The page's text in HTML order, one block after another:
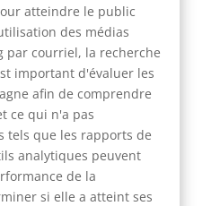
atteindre le public
des médias
par courriel, la recherche
important d'évaluer les
afin de comprendre
ce qui n'a pas
tels que les rapports de
analytiques peuvent
de la
si elle a atteint ses